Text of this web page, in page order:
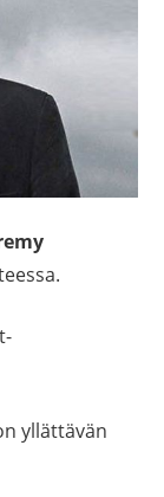
yllättävän